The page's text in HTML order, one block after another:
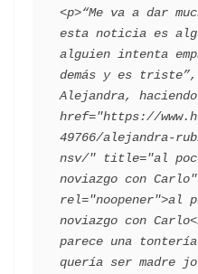
<p>“Me va a dar
esta noticia es
alguien intenta
demás y es triste”,
Alejandra,
href="https://
49766/alejandra-
nsv/" title="al
noviazgo con
rel="noopener">al
noviazgo con
parece una tontería
quería ser madre